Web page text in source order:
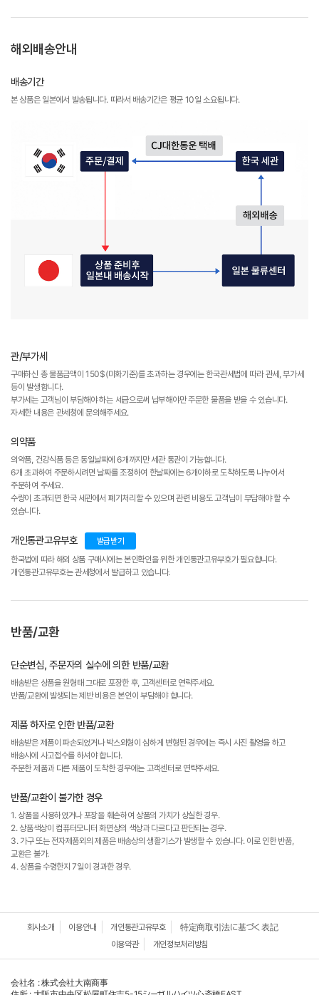
해외배송안내
배송기간
본 상품은 일본에서 발송됩니다. 따라서 배송기간은 평균 10일 소요됩니다.
관/부가세
구매하신 총 물품금액이 150$(미화기준)를 초과하는 경우에는 한국관세법에 따라 관세, 부가세
등이 발생합니다.
부가세는 고객님이 부담해야 하는 세금으로써 납부해야만 주문한 물품을 받을 수 있습니다.
자세한 내용은 관세청에 문의해주세요.
의약품
의약품, 건강식품 등은 동일날짜에 6개까지만 세관 통관이 가능합니다.
6개 초과하여 주문하시려면 날짜를 조정하여 한날짜에는 6개이하로 도착하도록 나누어서
주문하여 주세요.
수량이 초과되면 한국 세관에서 폐기처리할 수 있으며 관련 비용도 고객님이 부담해야 할 수
있습니다.
개인통관고유부호 발급받기
한국법에 따라 해외 상품 구매시에는 본인확인을 위한 개인통관고유부호가 필요합니다.
개인통관고유부호는 관세청에서 발급하고 있습니다.
반품/교환
단순변심, 주문자의 실수에 의한 반품/교환
배송받은 상품을 원형태 그대로 포장한 후, 고객센터로 연락주세요.
반품/교환에 발생되는 제반 비용은 본인이 부담해야 합니다.
제품 하자로 인한 반품/교환
배송받은 제품이 파손되었거나 박스외형이 심하게 변형된 경우에는 즉시 사진 촬영을 하고
배송사에 사고접수를 하셔야 합니다.
주문한 제품과 다른 제품이 도착한 경우에는 고객센터로 연락주세요.
반품/교환이 불가한 경우
1. 상품을 사용하였거나 포장을 훼손하여 상품의 가치가 상실한 경우.
2. 상품색상이 컴퓨터모니터 화면상의 색상과 다르다고 판단되는 경우.
3. 가구 또는 전자제품외의 제품은 배송상의 생활기스가 발생할 수 있습니다. 이로 인한 반품,
교환은 불가.
4. 상품을 수령한지 7일이 경과한 경우.
회사소개 이용안내 개인통관고유부호
特定商取引法に基づく表記
이용약관
개인정보처리방침
会社名 : 株式会社大南商事